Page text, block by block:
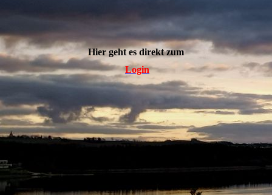
Hier geht es direkt zum
Login